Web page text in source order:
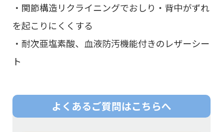
・関節構造リクライニングでおしり・背中がずれ
を起こりにくくする
・耐次亜塩素酸、血液防汚機能付きのレザーシー
ト
よくあるご質問はこちらへ